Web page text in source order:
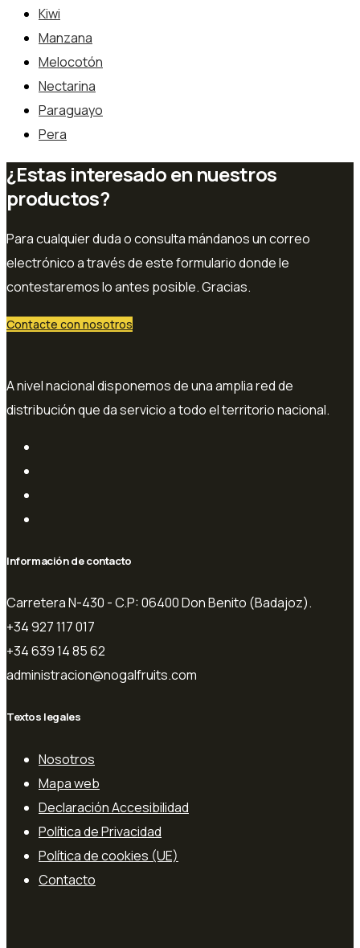
Kiwi
Manzana
Melocotón
Nectarina
Paraguayo
Pera
¿Estas interesado en nuestros
productos?
Para cualquier duda o consulta mándanos un correo
electrónico a través de este formulario donde le
contestaremos lo antes posible. Gracias.
Contacte con nosotros
A nivel nacional disponemos de una amplia red de
distribución que da servicio a todo el territorio nacional.
Información de contacto
Carretera N-430 - C.P: 06400 Don Benito (Badajoz).
+34 927 117 017
+34 639 14 85 62
administracion@nogalfruits.com
Textos legales
Nosotros
Mapa web
Declaración Accesibilidad
Política de Privacidad
Política de cookies (UE)
Contacto